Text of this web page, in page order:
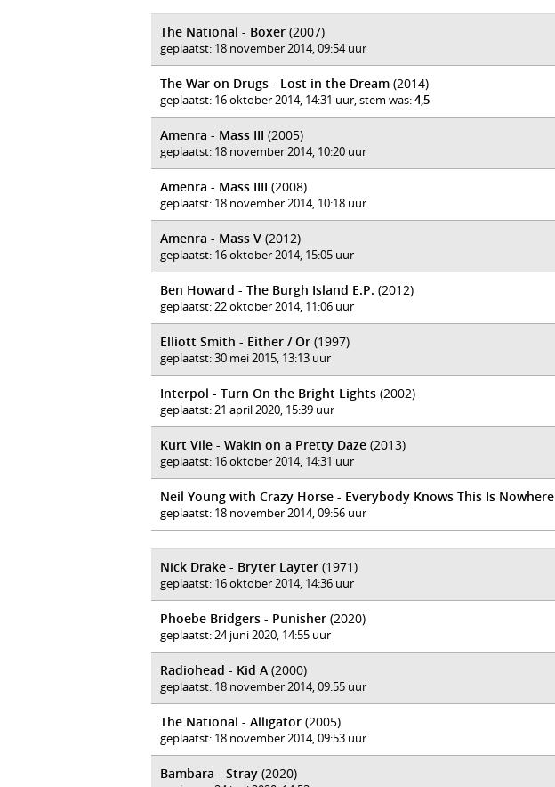
The National - Boxer (2007)
geplaatst: 18 november 2014, 09:54 uur
The War on Drugs - Lost in the Dream (2014)
geplaatst: 16 oktober 2014, 14:31 uur, stem was:4,5
Amenra - Mass III (2005)
geplaatst: 18 november 2014, 10:20 uur
Amenra - Mass IIII (2008)
geplaatst: 18 november 2014, 10:18 uur
Amenra - Mass V (2012)
geplaatst: 16 oktober 2014, 15:05 uur
Ben Howard - The Burgh Island E.P. (2012)
geplaatst: 22 oktober 2014, 11:06 uur
Elliott Smith - Either / Or (1997)
geplaatst: 30 mei 2015, 13:13 uur
Interpol - Turn On the Bright Lights (2002)
geplaatst: 21 april 2020, 15:39 uur
Kurt Vile - Wakin on a Pretty Daze (2013)
geplaatst: 16 oktober 2014, 14:31 uur
Neil Young with Crazy Horse - Everybody Knows This Is Nowhere
geplaatst: 18 november 2014, 09:56 uur
Nick Drake - Bryter Layter (1971)
geplaatst: 16 oktober 2014, 14:36 uur
Phoebe Bridgers - Punisher (2020)
geplaatst: 24 juni 2020, 14:55 uur
Radiohead - Kid A (2000)
geplaatst: 18 november 2014, 09:55 uur
The National - Alligator (2005)
geplaatst: 18 november 2014, 09:53 uur
Bambara - Stray (2020)